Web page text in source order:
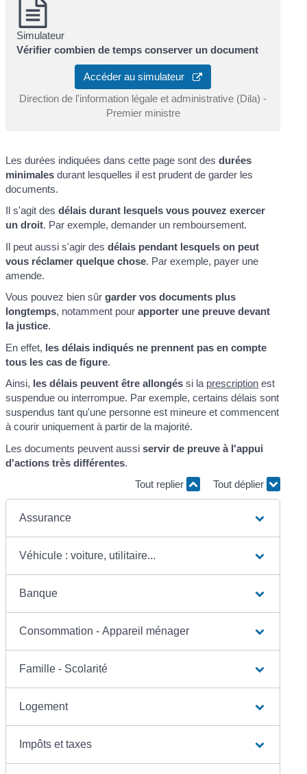
Simulateur
Vérifier combien de temps conserver un document
Accéder au simulateur
Direction de l'information légale et administrative (Dila) -
Premier ministre
Les durées indiquées dans cette page sont desdurées
minimales durant lesquelles il est prudent de garder les
documents.
Il s'agit desdélais durant lesquels vous pouvez exercer
un droit. Par exemple, demander un remboursement.
Il peut aussi s'agir desdélais pendant lesquels on peut
vous réclamer quelque chose. Par exemple, payer une
amende.
Vous pouvez bien sûrgarder vos documents plus
longtemps, notamment pourapporter une preuve devant
la justice.
En effet, les délais indiqués ne prennent pas en compte
tous les cas de figure.
Ainsi, les délais peuvent être allongés si la prescription est
suspendue ou interrompue. Par exemple, certains délais sont
suspendus tant qu'une personne est mineure et commencent
à courir uniquement à partir de la majorité.
Les documents peuvent aussiservir de preuve à l'appui
d'actions très différentes.
Tout replier
Tout déplier
Assurance
Véhicule : voiture, utilitaire...
Banque
Consommation - Appareil ménager
Famille - Scolarité
Logement
Impôts et taxes